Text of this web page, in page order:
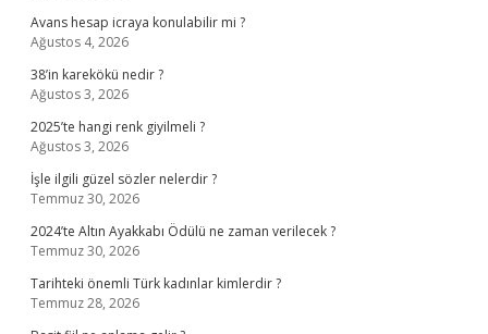
Avans hesap icraya konulabilir mi ?
Ağustos 4, 2026
38’in karekökü nedir ?
Ağustos 3, 2026
2025’te hangi renk giyilmeli ?
Ağustos 3, 2026
İşle ilgili güzel sözler nelerdir ?
Temmuz 30, 2026
2024’te Altın Ayakkabı Ödülü ne zaman verilecek ?
Temmuz 30, 2026
Tarihteki önemli Türk kadınlar kimlerdir ?
Temmuz 28, 2026